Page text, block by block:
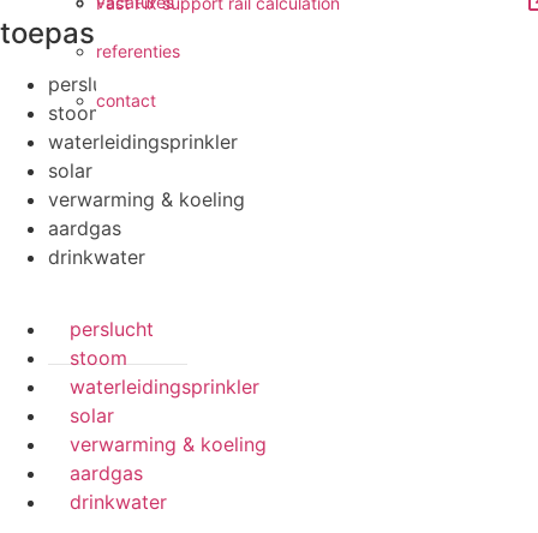
referenties
contact
toepassingen
perslucht
stoom
waterleidingsprinkler
solar
verwarming & koeling
aardgas
drinkwater
perslucht
stoom
waterleidingsprinkler
solar
verwarming & koeling
aardgas
drinkwater